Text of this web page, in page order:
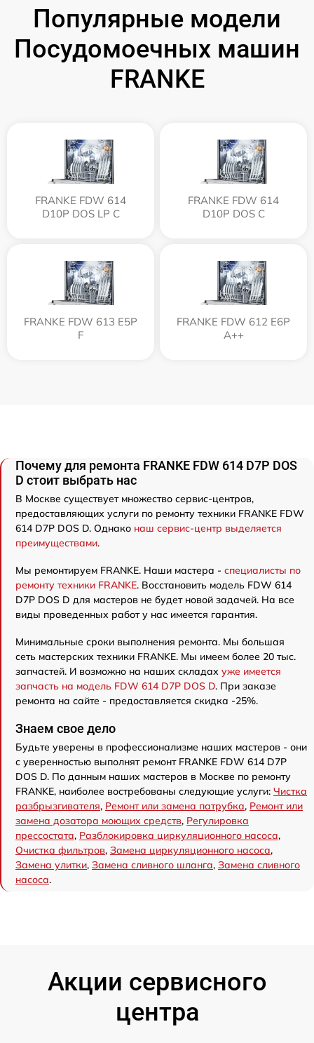
Популярные модели
Посудомоечных машин
FRANKE
FRANKE FDW 614
D10P DOS LP C
FRANKE FDW 614
D10P DOS C
FRANKE FDW 613 E5P
F
FRANKE FDW 612 E6P
A++
Почему для ремонта FRANKE FDW 614 D7P DOS
D стоит выбрать нас
В Москве существует множество сервис-центров,
предоставляющих услуги по ремонту техники FRANKE FDW
614 D7P DOS D. Однако наш сервис-центр выделяется
преимуществами.
Мы ремонтируем FRANKE. Наши мастера - специалисты по
ремонту техники FRANKE. Восстановить модель FDW 614
D7P DOS D для мастеров не будет новой задачей. На все
виды проведенных работ у нас имеется гарантия.
Минимальные сроки выполнения ремонта. Мы большая
сеть мастерских техники FRANKE. Мы имеем более 20 тыс.
запчастей. И возможно на наших складах уже имеется
запчасть на модель FDW 614 D7P DOS D. При заказе
ремонта на сайте - предоставляется скидка -25%.
Знаем свое дело
Будьте уверены в профессионализме наших мастеров - они
с уверенностью выполнят ремонт FRANKE FDW 614 D7P
DOS D. По данным наших мастеров в Москве по ремонту
FRANKE, наиболее востребованы следующие услуги: Чистка
разбрызгивателя, Ремонт или замена патрубка, Ремонт или
замена дозатора моющих средств, Регулировка
прессостата, Разблокировка циркуляционного насоса,
Очистка фильтров, Замена циркуляционного насоса,
Замена улитки, Замена сливного шланга, Замена сливного
насоса.
Акции сервисного
центра